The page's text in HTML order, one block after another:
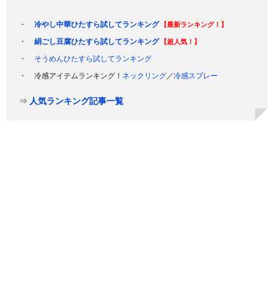
冷やし中華ひたすら試してランキング 【最新ランキング！】
絹ごし豆腐ひたすら試してランキング 【超人気！】
そうめんひたすら試してランキング
冷感アイテムランキング！ ネックリング／冷感スプレー
⇒ 人気ランキング記事一覧